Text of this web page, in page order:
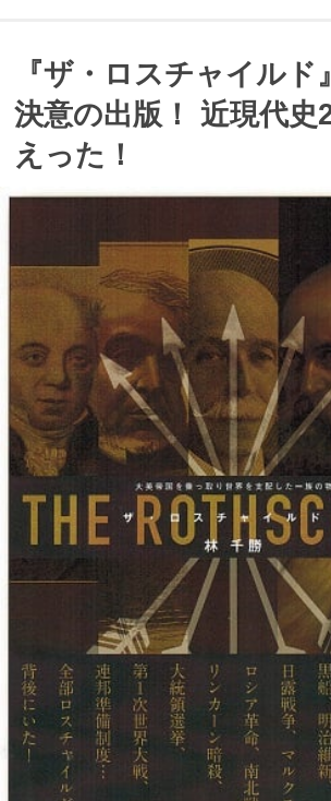
『ザ・ロスチャイルド
決意の出版！ 近現代史
えった！